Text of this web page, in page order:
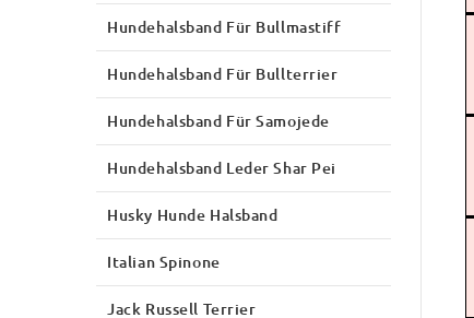
Hundehalsband Für Bullmastiff
Hundehalsband Für Bullterrier
Hundehalsband Für Samojede
Hundehalsband Leder Shar Pei
Husky Hunde Halsband
Italian Spinone
Jack Russell Terrier